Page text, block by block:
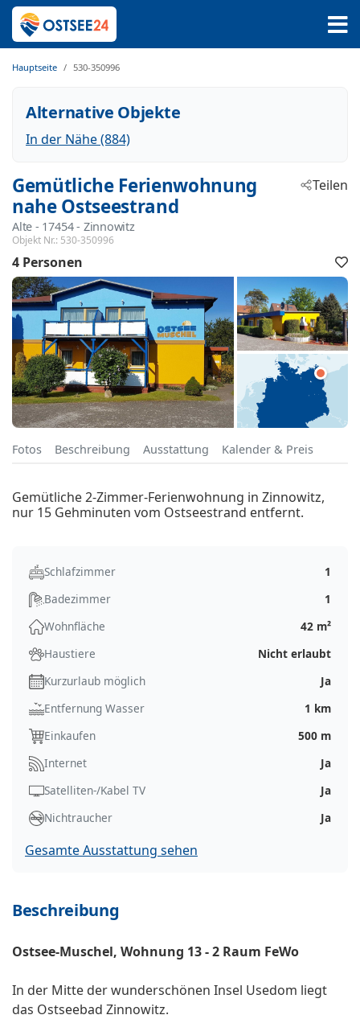
Hauptseite 530-350996
Alternative Objekte
In der Nähe (884)
Gemütliche Ferienwohnung
nahe Ostseestrand
Alte - 17454 - Zinnowitz
Objekt Nr.: 530-350996
Teilen
4 Personen
Fotos Beschreibung Ausstattung Kalender & Preis
Gemütliche 2-Zimmer-Ferienwohnung in Zinnowitz,
nur 15 Gehminuten vom Ostseestrand entfernt.
Schlafzimmer
1
Badezimmer
1
Wohnfläche
42 m²
Haustiere
Nicht erlaubt
Kurzurlaub möglich
Ja
Entfernung Wasser
1 km
Einkaufen
500 m
Internet
Ja
Satelliten-/Kabel TV
Ja
Nichtraucher
Ja
Gesamte Ausstattung sehen
Beschreibung
Ostsee-Muschel, Wohnung 13 - 2 Raum FeWo
In der Mitte der wunderschönen Insel Usedom liegt
das Ostseebad Zinnowitz.